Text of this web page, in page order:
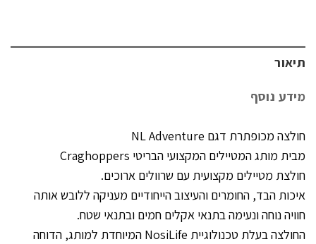
תיאור
מידע נוסף
חולצה מכופתרת דגם NL Adventure
מבית מותג המטיילים המקצועי הבריטי Craghoppers
חולצת מטיילים מקצועית עם שרוולים ארוכים.
איכות הבד, החומרים והעיצוב הייחודיים מעניקה ללובש אותה
חוויה נוחה ונעימה בתנאי אקלים חמים ובתנאי שטח.
החולצה בעלת טכנולוגיית NosiLife המיוחדת למותג, הדוחה